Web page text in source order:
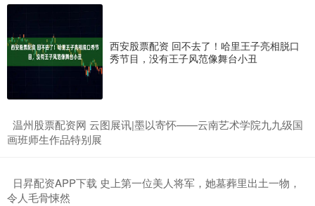
西安股票配资 回不去了！哈里王子亮相脱口
秀节目，没有王子风范像舞台小丑
​温州股票配资网 云图展讯|墨以寄怀——云南艺术学院九九级国
画班师生作品特别展
​日昇配资APP下载 史上第一位美人将军，她墓葬里出土一物，
令人毛骨悚然